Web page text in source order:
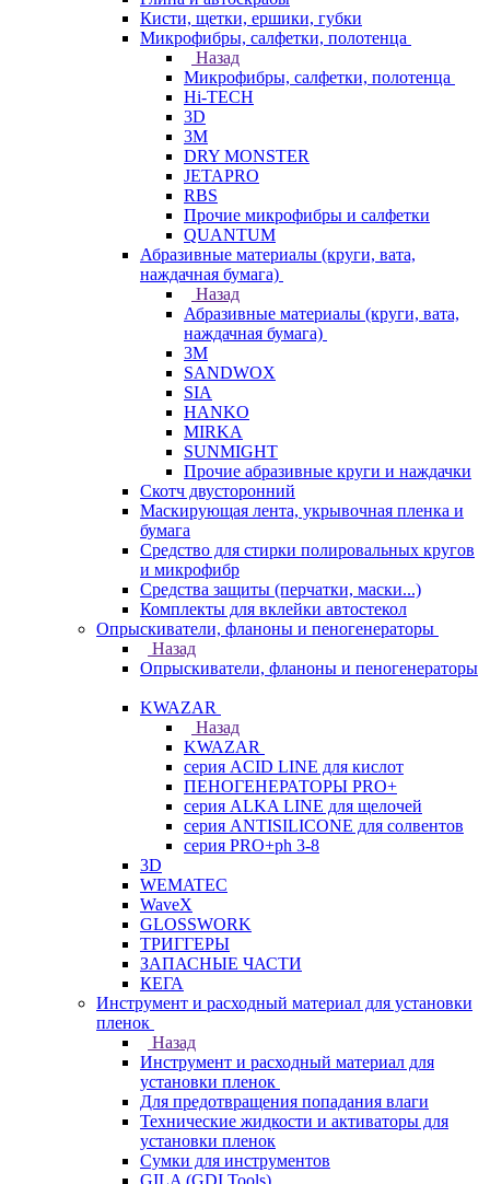
Кисти, щетки, ершики, губки
Микрофибры, салфетки, полотенца
Назад
Микрофибры, салфетки, полотенца
Hi-TECH
3D
3М
DRY MONSTER
JETAPRO
RBS
Прочие микрофибры и салфетки
QUANTUM
Абразивные материалы (круги, вата,
наждачная бумага)
Назад
Абразивные материалы (круги, вата,
наждачная бумага)
3М
SANDWOX
SIA
HANKO
MIRKA
SUNMIGHT
Прочие абразивные круги и наждачки
Скотч двусторонний
Маскирующая лента, укрывочная пленка и
бумага
Средство для стирки полировальных кругов
и микрофибр
Средства защиты (перчатки, маски...)
Комплекты для вклейки автостекол
Опрыскиватели, фланоны и пеногенераторы
Назад
Опрыскиватели, фланоны и пеногенераторы
KWAZAR
Назад
KWAZAR
серия ACID LINE для кислот
ПЕНОГЕНЕРАТОРЫ PRO+
серия ALKA LINE для щелочей
серия ANTISILICONE для солвентов
серия PRO+ph 3-8
3D
WEMATEC
WaveX
GLOSSWORK
ТРИГГЕРЫ
ЗАПАСНЫЕ ЧАСТИ
КЕГА
Инструмент и расходный материал для установки
пленок
Назад
Инструмент и расходный материал для
установки пленок
Для предотвращения попадания влаги
Технические жидкости и активаторы для
установки пленок
Сумки для инструментов
GILA (GDI Tools)